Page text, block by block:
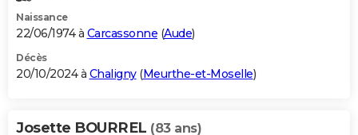
Naissance
22/06/1974 à Carcassonne (Aude)
Décès
20/10/2024 à Chaligny(Meurthe-et-Moselle)
Josette BOURREL (83 ans)